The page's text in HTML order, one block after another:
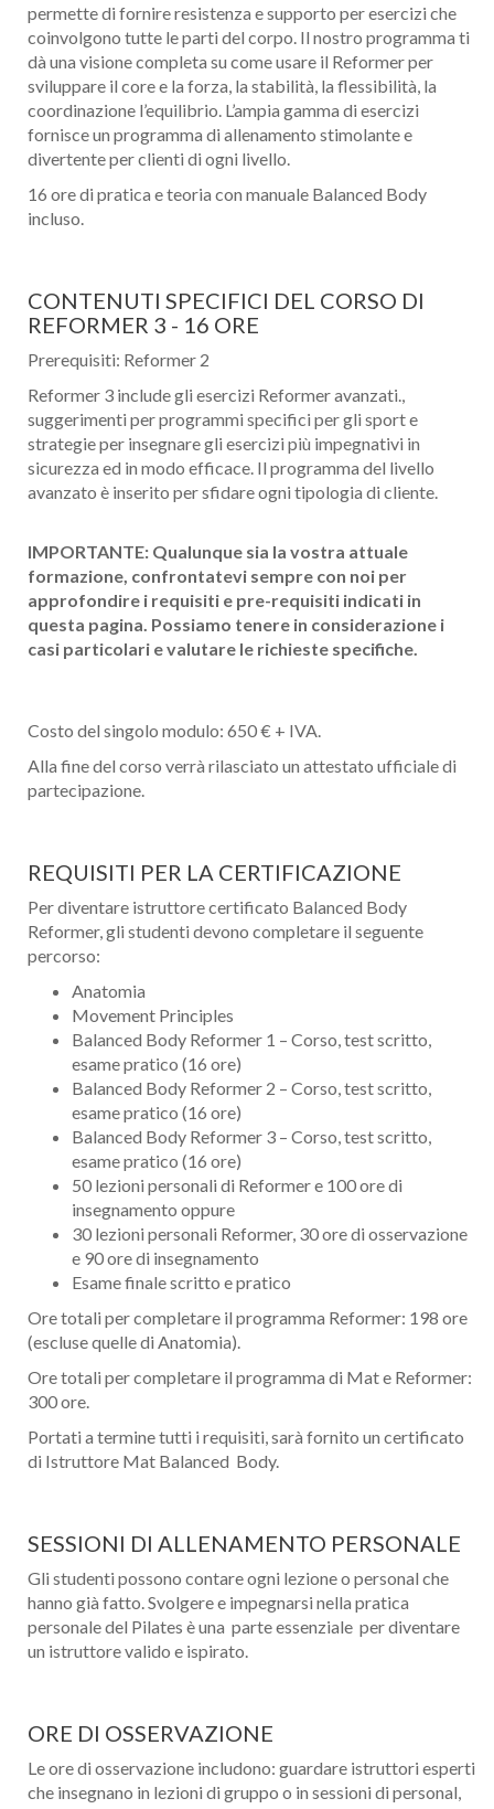
permette di fornire resistenza e supporto per esercizi che
coinvolgono tutte le parti del corpo. Il nostro programma ti
dà una visione completa su come usare il Reformer per
sviluppare il core e la forza, la stabilità, la flessibilità, la
coordinazione l’equilibrio. L’ampia gamma di esercizi
fornisce un programma di allenamento stimolante e
divertente per clienti di ogni livello.
16 ore di pratica e teoria con manuale Balanced Body
incluso.
CONTENUTI SPECIFICI DEL CORSO DI
REFORMER 3 - 16 ORE
Prerequisiti: Reformer 2
Reformer 3 include gli esercizi Reformer avanzati.,
suggerimenti per programmi specifici per gli sport e
strategie per insegnare gli esercizi più impegnativi in
sicurezza ed in modo efficace. Il programma del livello
avanzato è inserito per sfidare ogni tipologia di cliente.
IMPORTANTE: Qualunque sia la vostra attuale
formazione, confrontatevi sempre con noi per
approfondire i requisiti e pre-requisiti indicati in
questa pagina. Possiamo tenere in considerazione i
casi particolari e valutare le richieste specifiche.
Costo del singolo modulo: 650 € + IVA.
Alla fine del corso verrà rilasciato un attestato ufficiale di
partecipazione.
REQUISITI PER LA CERTIFICAZIONE
Per diventare istruttore certificato Balanced Body
Reformer, gli studenti devono completare il seguente
percorso:
Anatomia
Movement Principles
Balanced Body Reformer 1 – Corso, test scritto,
esame pratico (16 ore)
Balanced Body Reformer 2 – Corso, test scritto,
esame pratico (16 ore)
Balanced Body Reformer 3 – Corso, test scritto,
esame pratico (16 ore)
50 lezioni personali di Reformer e 100 ore di
insegnamento oppure
30 lezioni personali Reformer, 30 ore di osservazione
e 90 ore di insegnamento
Esame finale scritto e pratico
Ore totali per completare il programma Reformer: 198 ore
(escluse quelle di Anatomia).
Ore totali per completare il programma di Mat e Reformer:
300 ore.
Portati a termine tutti i requisiti, sarà fornito un certificato
di Istruttore Mat Balanced Body.
SESSIONI DI ALLENAMENTO PERSONALE
Gli studenti possono contare ogni lezione o personal che
hanno già fatto. Svolgere e impegnarsi nella pratica
personale del Pilates è una parte essenziale per diventare
un istruttore valido e ispirato.
ORE DI OSSERVAZIONE
Le ore di osservazione includono: guardare istruttori esperti
che insegnano in lezioni di gruppo o in sessioni di personal,